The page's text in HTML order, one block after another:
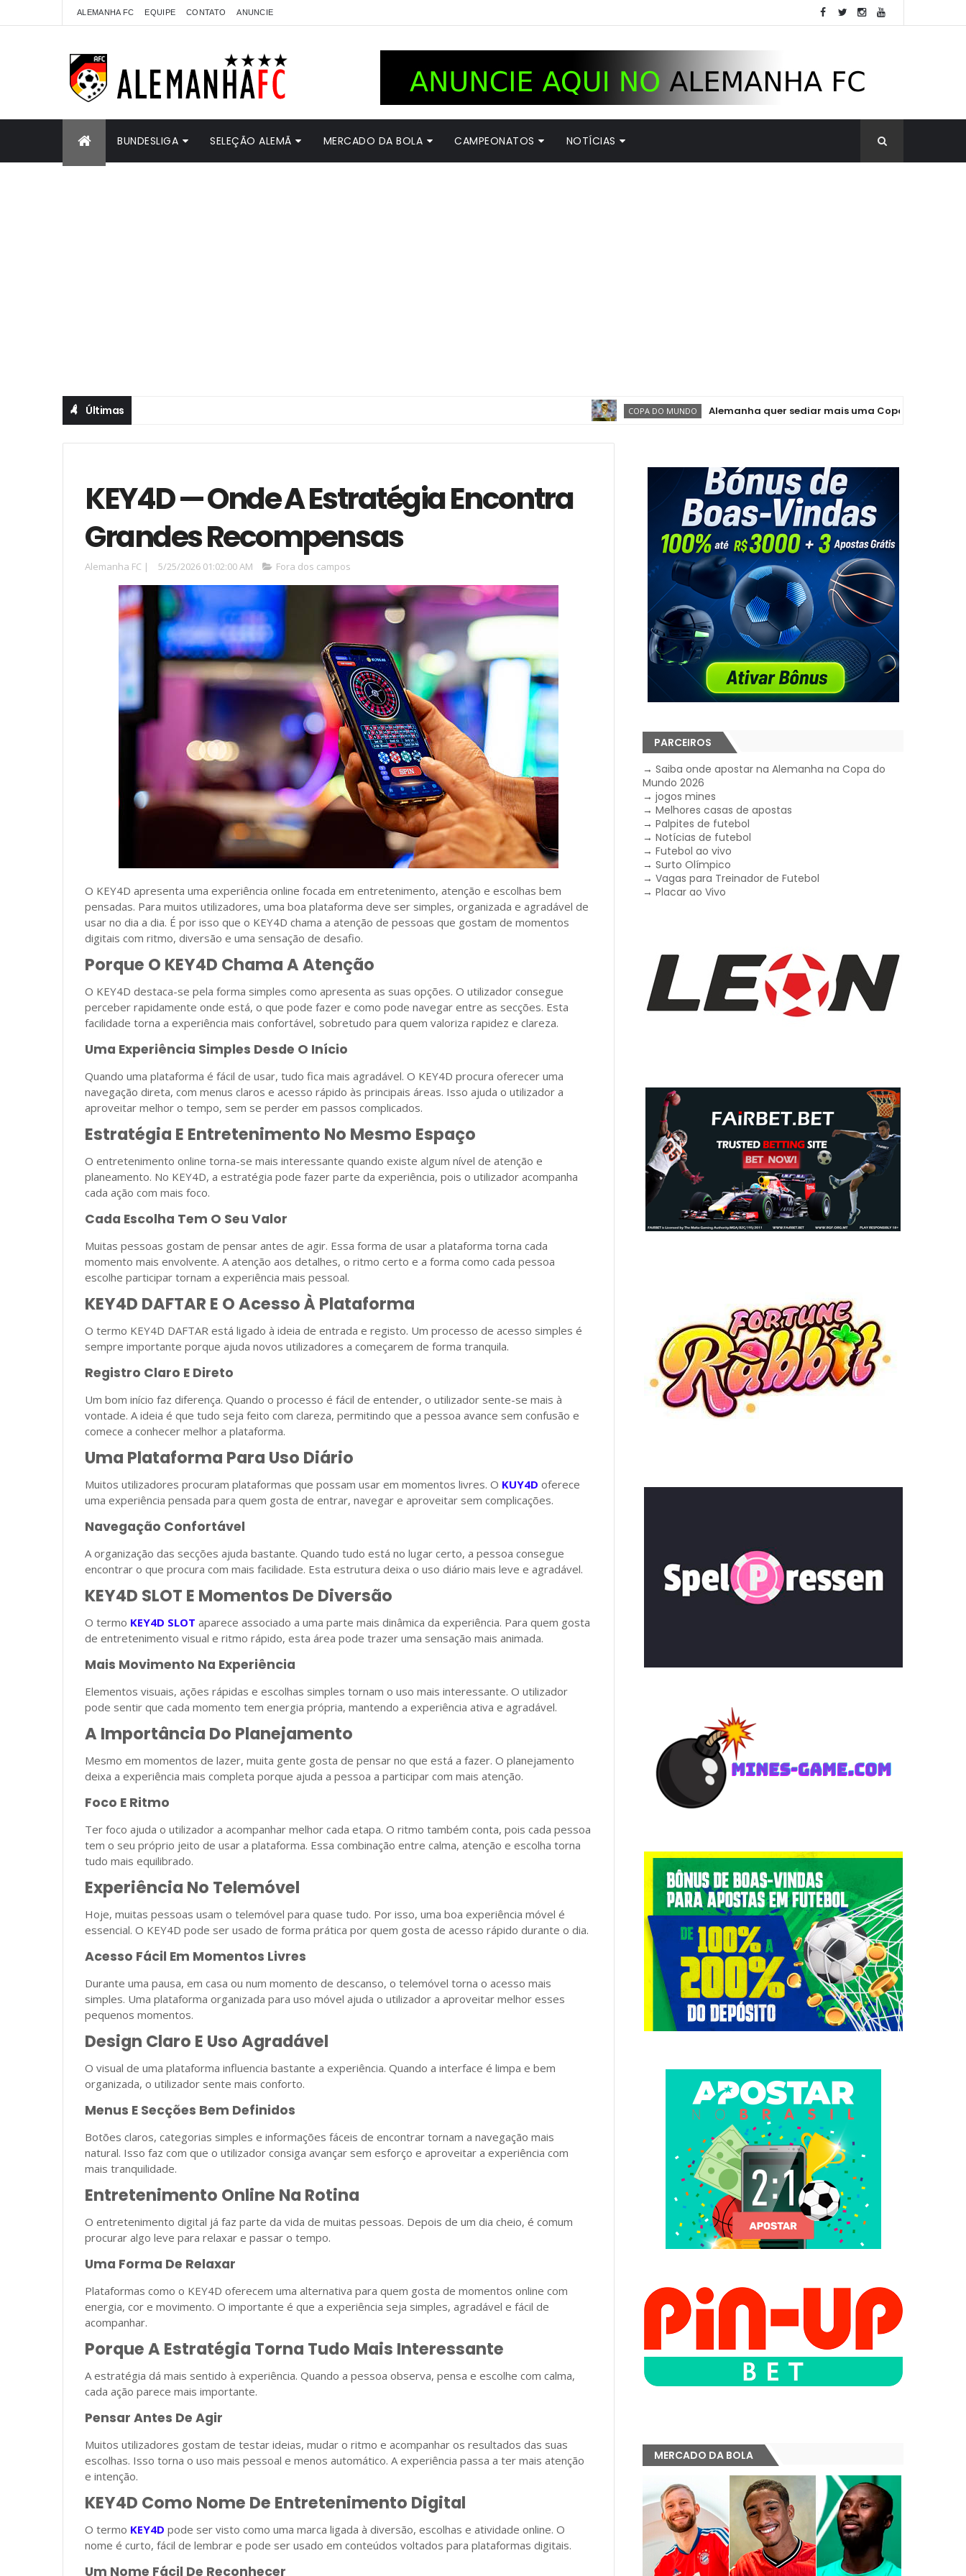
ALEMANHA FC EQUIPE CONTATO ANUNCIE
BUNDESLIGA SELEÇÃO ALEMÃ MERCADO DA BOLA CAMPEONATOS NOTÍCIAS
Últimas COPA DO MUNDO Alemanha quer sediar mais uma Copa do Mundo. Pode ser
KEY4D — Onde A Estratégia Encontra
Grandes Recompensas
Alemanha FC | 5/25/2026 01:02:00 AM Fora dos campos
O KEY4D apresenta uma experiência online focada em entretenimento, atenção e escolhas bem
pensadas. Para muitos utilizadores, uma boa plataforma deve ser simples, organizada e agradável de
usar no dia a dia. É por isso que o KEY4D chama a atenção de pessoas que gostam de momentos
digitais com ritmo, diversão e uma sensação de desafio.
Porque O KEY4D Chama A Atenção
O KEY4D destaca-se pela forma simples como apresenta as suas opções. O utilizador consegue
perceber rapidamente onde está, o que pode fazer e como pode navegar entre as secções. Esta
facilidade torna a experiência mais confortável, sobretudo para quem valoriza rapidez e clareza.
Uma Experiência Simples Desde O Início
Quando uma plataforma é fácil de usar, tudo fica mais agradável. O KEY4D procura oferecer uma
navegação direta, com menus claros e acesso rápido às principais áreas. Isso ajuda o utilizador a
aproveitar melhor o tempo, sem se perder em passos complicados.
Estratégia E Entretenimento No Mesmo Espaço
O entretenimento online torna-se mais interessante quando existe algum nível de atenção e
planeamento. No KEY4D, a estratégia pode fazer parte da experiência, pois o utilizador acompanha
cada ação com mais foco.
Cada Escolha Tem O Seu Valor
Muitas pessoas gostam de pensar antes de agir. Essa forma de usar a plataforma torna cada
momento mais envolvente. A atenção aos detalhes, o ritmo certo e a forma como cada pessoa
escolhe participar tornam a experiência mais pessoal.
KEY4D DAFTAR E O Acesso À Plataforma
O termo KEY4D DAFTAR está ligado à ideia de entrada e registo. Um processo de acesso simples é
sempre importante porque ajuda novos utilizadores a começarem de forma tranquila.
Registro Claro E Direto
Um bom início faz diferença. Quando o processo é fácil de entender, o utilizador sente-se mais à
vontade. A ideia é que tudo seja feito com clareza, permitindo que a pessoa avance sem confusão e
comece a conhecer melhor a plataforma.
Uma Plataforma Para Uso Diário
Muitos utilizadores procuram plataformas que possam usar em momentos livres. O KUY4D oferece
uma experiência pensada para quem gosta de entrar, navegar e aproveitar sem complicações.
Navegação Confortável
A organização das secções ajuda bastante. Quando tudo está no lugar certo, a pessoa consegue
encontrar o que procura com mais facilidade. Esta estrutura deixa o uso diário mais leve e agradável.
KEY4D SLOT E Momentos De Diversão
O termo KEY4D SLOT aparece associado a uma parte mais dinâmica da experiência. Para quem gosta
de entretenimento visual e ritmo rápido, esta área pode trazer uma sensação mais animada.
Mais Movimento Na Experiência
Elementos visuais, ações rápidas e escolhas simples tornam o uso mais interessante. O utilizador
pode sentir que cada momento tem energia própria, mantendo a experiência ativa e agradável.
A Importância Do Planejamento
Mesmo em momentos de lazer, muita gente gosta de pensar no que está a fazer. O planejamento
deixa a experiência mais completa porque ajuda a pessoa a participar com mais atenção.
Foco E Ritmo
Ter foco ajuda o utilizador a acompanhar melhor cada etapa. O ritmo também conta, pois cada pessoa
tem o seu próprio jeito de usar a plataforma. Essa combinação entre calma, atenção e escolha torna
tudo mais equilibrado.
Experiência No Telemóvel
Hoje, muitas pessoas usam o telemóvel para quase tudo. Por isso, uma boa experiência móvel é
essencial. O KEY4D pode ser usado de forma prática por quem gosta de acesso rápido durante o dia.
Acesso Fácil Em Momentos Livres
Durante uma pausa, em casa ou num momento de descanso, o telemóvel torna o acesso mais
simples. Uma plataforma organizada para uso móvel ajuda o utilizador a aproveitar melhor esses
pequenos momentos.
Design Claro E Uso Agradável
O visual de uma plataforma influencia bastante a experiência. Quando a interface é limpa e bem
organizada, o utilizador sente mais conforto.
Menus E Secções Bem Definidos
Botões claros, categorias simples e informações fáceis de encontrar tornam a navegação mais
natural. Isso faz com que o utilizador consiga avançar sem esforço e aproveitar a experiência com
mais tranquilidade.
Entretenimento Online Na Rotina
O entretenimento digital já faz parte da vida de muitas pessoas. Depois de um dia cheio, é comum
procurar algo leve para relaxar e passar o tempo.
Uma Forma De Relaxar
Plataformas como o KEY4D oferecem uma alternativa para quem gosta de momentos online com
energia, cor e movimento. O importante é que a experiência seja simples, agradável e fácil de
acompanhar.
Porque A Estratégia Torna Tudo Mais Interessante
A estratégia dá mais sentido à experiência. Quando a pessoa observa, pensa e escolhe com calma,
cada ação parece mais importante.
Pensar Antes De Agir
Muitos utilizadores gostam de testar ideias, mudar o ritmo e acompanhar os resultados das suas
escolhas. Isso torna o uso mais pessoal e menos automático. A experiência passa a ter mais atenção
e intenção.
KEY4D Como Nome De Entretenimento Digital
O termo KEY4D pode ser visto como uma marca ligada à diversão, escolhas e atividade online. O
nome é curto, fácil de lembrar e pode ser usado em conteúdos voltados para plataformas digitais.
Um Nome Fácil De Reconhecer
PARCEIROS
→Saiba onde apostar na Alemanha na Copa do
Mundo 2026
→jogos mines
→Melhores casas de apostas
→Palpites de futebol
→Notícias de futebol
→Futebol ao vivo
→Surto Olímpico
→Vagas para Treinador de Futebol
→Placar ao Vivo
MERCADO DA BOLA